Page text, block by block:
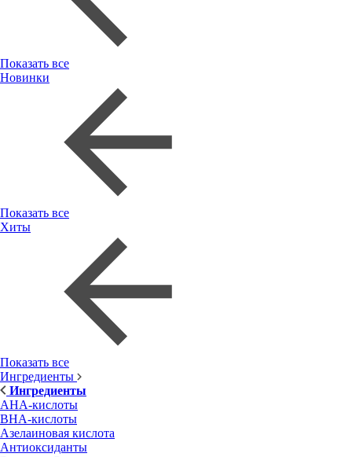
Показать все
Новинки
Показать все
Хиты
Показать все
Ингредиенты
Ингредиенты
AHA-кислоты
BHA-кислоты
Азелаиновая кислота
Антиоксиданты